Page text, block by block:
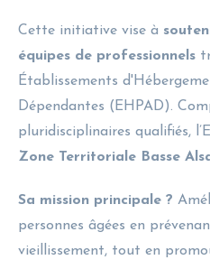
Cette initiative vise à
équipes de professionnels
Établissements
Dépendantes (EHPAD).
pluridisciplinaires qualifiés,
Zone Territoriale Basse
Sa mission principale ?
personnes âgées en
vieillissement, tout en